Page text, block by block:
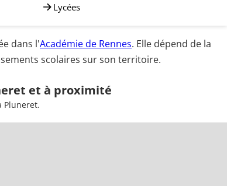
Lycées
dans l'Académie de Rennes. Elle dépend de la
scolaires sur son territoire.
et à proximité
Pluneret.